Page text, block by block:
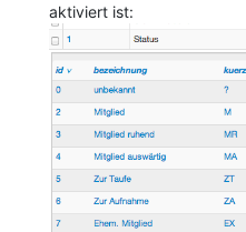
aktiviert ist: